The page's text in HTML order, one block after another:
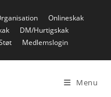
Onlineskak
DM/Hurtigskak
Medlemslogin
Menu